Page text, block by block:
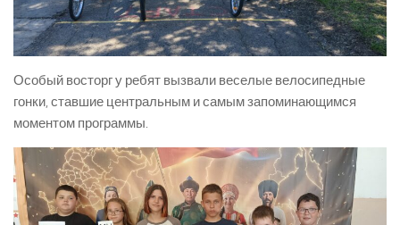
Особый восторг у ребят вызвали веселые велосипедные
гонки, ставшие центральным и самым запоминающимся
моментом программы.